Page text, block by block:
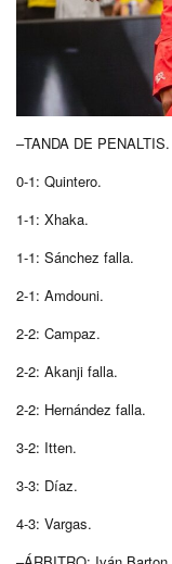
–TANDA DE PENALTIS.
0-1: Quintero.
1-1: Xhaka.
1-1: Sánchez falla.
2-1: Amdouni.
2-2: Campaz.
2-2: Akanji falla.
2-2: Hernández falla.
3-2: Itten.
3-3: Díaz.
4-3: Vargas.